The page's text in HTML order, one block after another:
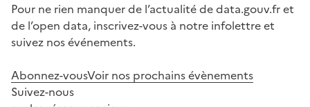
Pour ne rien manquer de l’actualité de data.gouv.fr et
de l’open data, inscrivez-vous à notre infolettre et
suivez nos événements.
Abonnez-vousVoir nos prochains évènements
Suivez-nous